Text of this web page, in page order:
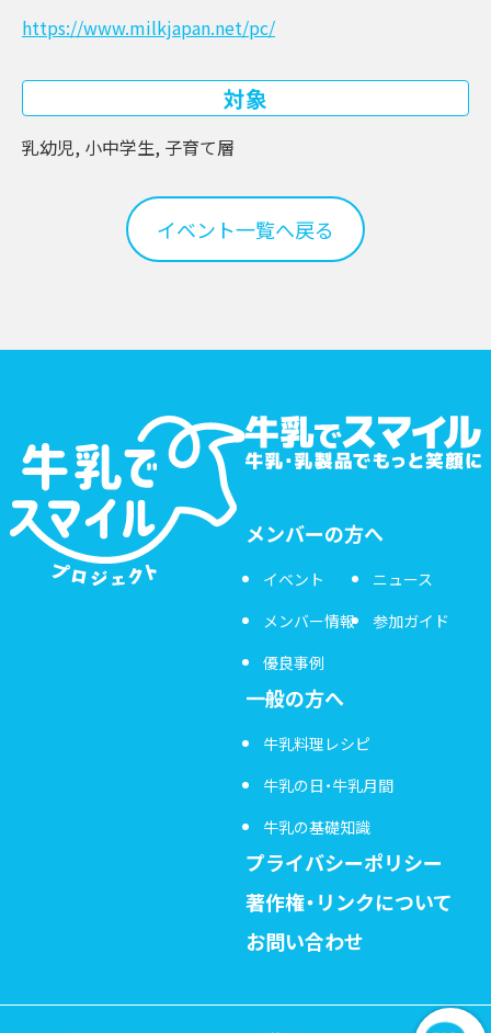
https://www.milkjapan.net/pc/
対象
乳幼児, 小中学生, 子育て層
イベント一覧へ戻る
メンバーの方へ
イベント
メンバー情報
優良事例
ニュース
参加ガイド
一般の方へ
牛乳料理レシピ
牛乳の日・牛乳月間
牛乳の基礎知識
プライバシーポリシー
著作権・リンクについて
お問い合わせ